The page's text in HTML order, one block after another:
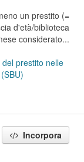
un prestito (=
d'età/biblioteca
considerato...
prestito nelle
Incorpora